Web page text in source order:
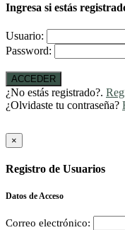
Ingresa si estás
Usuario:
Password:
ACCEDER
¿No estás registrado?.
¿Olvidaste tu contraseña?
×
Registro de Usuarios
Datos de Acceso
Correo electrónico: